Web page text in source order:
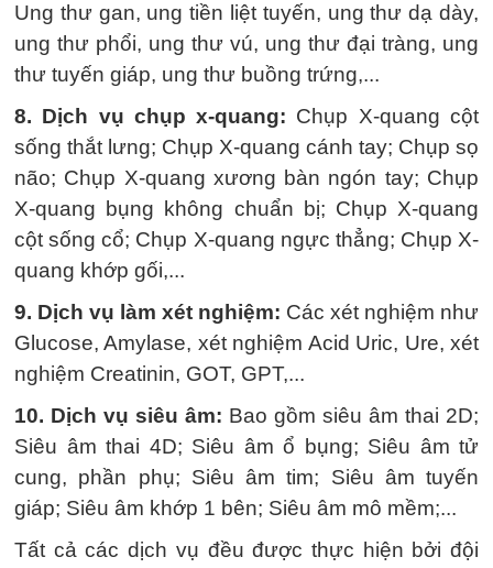
Ung thư gan, ung tiền liệt tuyến, ung thư dạ dày,
ung thư phổi, ung thư vú, ung thư đại tràng, ung
thư tuyến giáp, ung thư buồng trứng,...
8. Dịch vụ chụp x-quang: Chụp X-quang cột
sống thắt lưng; Chụp X-quang cánh tay; Chụp sọ
não; Chụp X-quang xương bàn ngón tay; Chụp
X-quang bụng không chuẩn bị; Chụp X-quang
cột sống cổ; Chụp X-quang ngực thẳng; Chụp X-
quang khớp gối,...
9. Dịch vụ làm xét nghiệm: Các xét nghiệm như
Glucose, Amylase, xét nghiệm Acid Uric, Ure, xét
nghiệm Creatinin, GOT, GPT,...
10. Dịch vụ siêu âm: Bao gồm siêu âm thai 2D;
Siêu âm thai 4D; Siêu âm ổ bụng; Siêu âm tử
cung, phần phụ; Siêu âm tim; Siêu âm tuyến
giáp; Siêu âm khớp 1 bên; Siêu âm mô mềm;...
Tất cả các dịch vụ đều được thực hiện bởi đội